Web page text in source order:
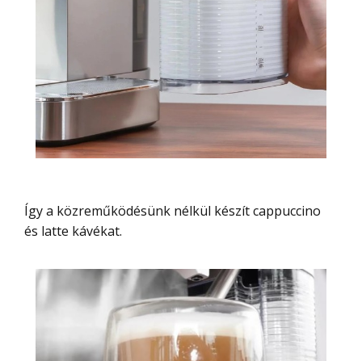
Így a közreműködésünk nélkül készít cappuccino
és latte kávékat.